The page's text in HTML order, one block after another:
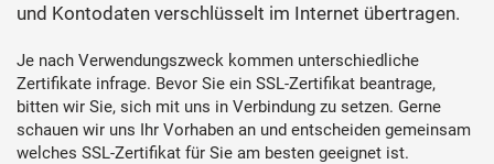
und Kontodaten verschlüsselt im Internet übertragen.
Je nach Verwendungszweck kommen unterschiedliche
Zertifikate infrage. Bevor Sie ein SSL-Zertifikat beantrage,
bitten wir Sie, sich mit uns in Verbindung zu setzen. Gerne
schauen wir uns Ihr Vorhaben an und entscheiden gemeinsam
welches SSL-Zertifikat für Sie am besten geeignet ist.